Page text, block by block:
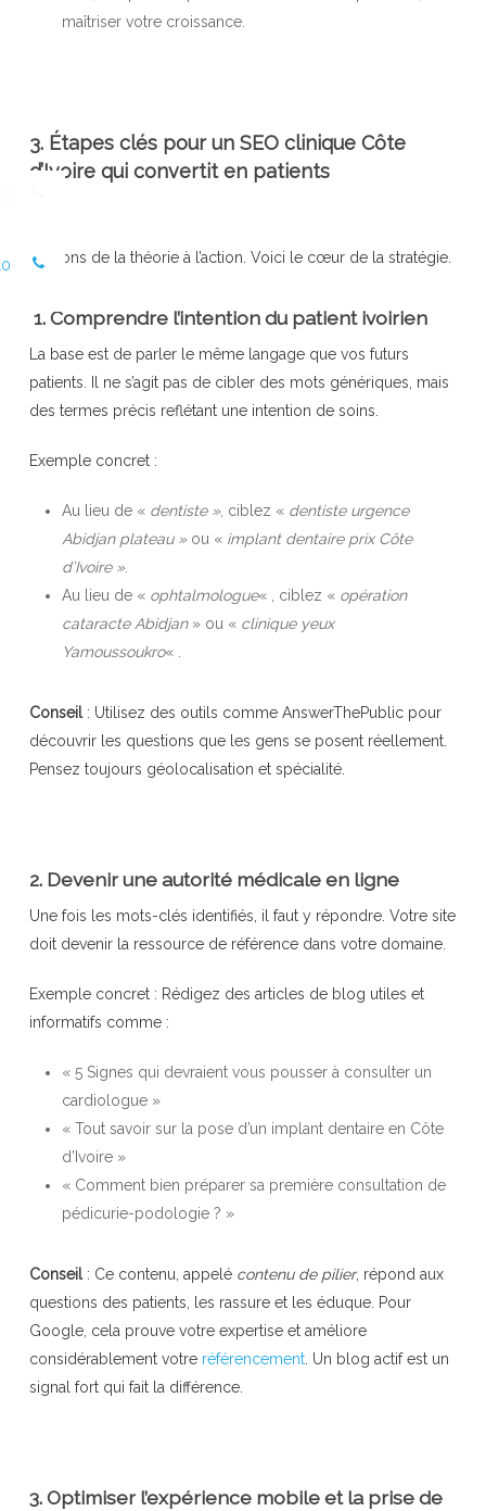
maîtriser votre croissance.
3. Étapes clés pour un SEO clinique Côte
d’Ivoire qui convertit en patients
Passons de la théorie à l’action. Voici le cœur de la stratégie.
1. Comprendre l’intention du patient ivoirien
La base est de parler le même langage que vos futurs
patients. Il ne s’agit pas de cibler des mots génériques, mais
des termes précis reflétant une intention de soins.
Exemple concret :
Au lieu de « dentiste », ciblez « dentiste urgence
Abidjan plateau »ou « implant dentaire prix Côte
d’Ivoire ».
Au lieu de « ophtalmologue« , ciblez « opération
cataracte Abidjan» ou « clinique yeux
Yamoussoukro« .
Conseil: Utilisez des outils comme AnswerThePublic pour
découvrir les questions que les gens se posent réellement.
Pensez toujours géolocalisation et spécialité.
2. Devenir une autorité médicale en ligne
Une fois les mots-clés identifiés, il faut y répondre. Votre site
doit devenir la ressource de référence dans votre domaine.
Exemple concret : Rédigez des articles de blog utiles et
informatifs comme :
« 5 Signes qui devraient vous pousser à consulter un
cardiologue »
« Tout savoir sur la pose d’un implant dentaire en Côte
d’Ivoire »
« Comment bien préparer sa première consultation de
pédicurie-podologie ? »
Conseil: Ce contenu, appelé contenu de pilier, répond aux
questions des patients, les rassure et les éduque. Pour
Google, cela prouve votre expertise et améliore
considérablement votre référencement. Un blog actif est un
signal fort qui fait la différence.
3. Optimiser l’expérience mobile et la prise de